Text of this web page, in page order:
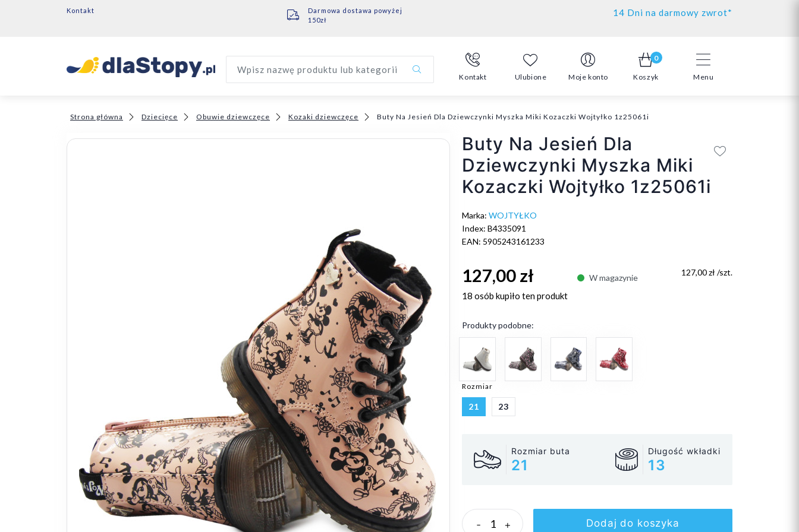
Kontakt
Darmowa dostawa powyżej
150zł
14 Dni na darmowy zwrot*
Menu
Wpisz nazwę produktu lub kategorii
Kontakt Ulubione Moje konto
0
Koszyk
Strona główna Dziecięce Obuwie dziewczęce Kozaki dziewczęce Buty Na Jesień Dla Dziewczynki Myszka Miki Kozaczki Wojtyłko 1z25061i
Buty Na Jesień Dla
Dziewczynki Myszka Miki
Kozaczki Wojtyłko 1z25061i
Marka: WOJTYŁKO
Index: B4335091
EAN: 5905243161233
127,00 zł W magazynie
127,00 zł /szt.
18 osób kupiło ten produkt
Produkty podobne:
Rozmiar
21 23
Rozmiar buta
21
Długość wkładki
13
- + Dodaj do koszyka